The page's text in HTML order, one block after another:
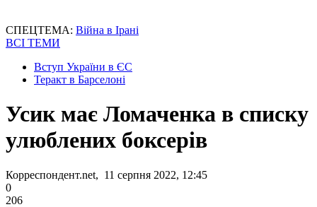
СПЕЦТЕМА: Війна в Ірані
ВСІ ТЕМИ
Вступ України в ЄС
Теракт в Барселоні
Усик має Ломаченка в списку
улюблених боксерів
Корреспондент.net, 11 серпня 2022, 12:45
0
206